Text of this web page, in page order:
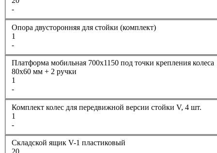
-
Опора двусторонняя для стойки (комплект)
1
-
Платформа мобильная 700х1150 под точки крепления колеса
80х60 мм + 2 ручки
1
-
Комплект колес для передвижной версии стойки V, 4 шт.
1
-
Складской ящик V-1 пластиковый